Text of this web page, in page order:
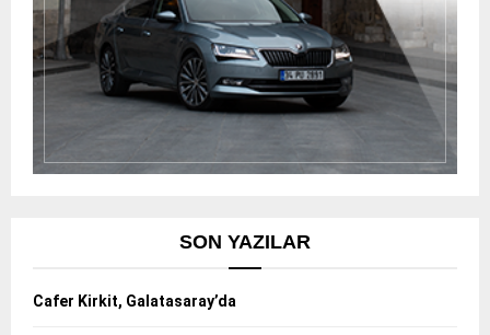
SON YAZILAR
Cafer Kirkit, Galatasaray’da